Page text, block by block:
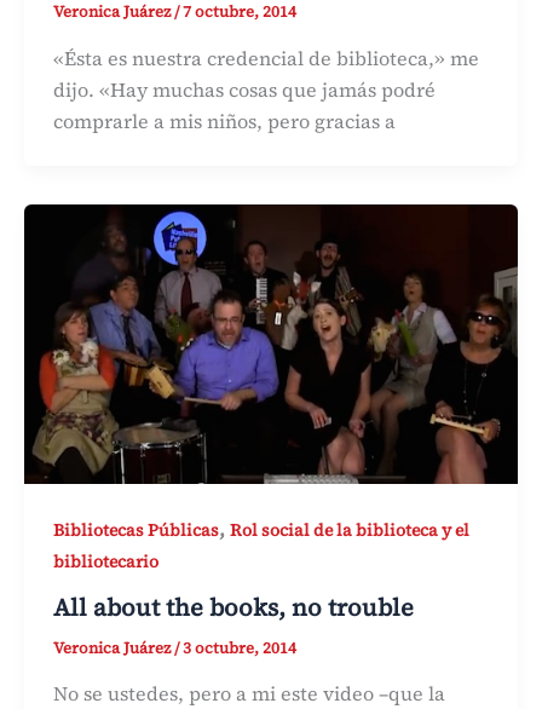
Veronica Juárez/7 octubre, 2014
«Ésta es nuestra credencial de biblioteca,» me
dijo. «Hay muchas cosas que jamás podré
comprarle a mis niños, pero gracias a
Bibliotecas Públicas, Rol social de la biblioteca y el
bibliotecario
All about the books, no trouble
Veronica Juárez/3 octubre, 2014
No se ustedes, pero a mi este video –que la